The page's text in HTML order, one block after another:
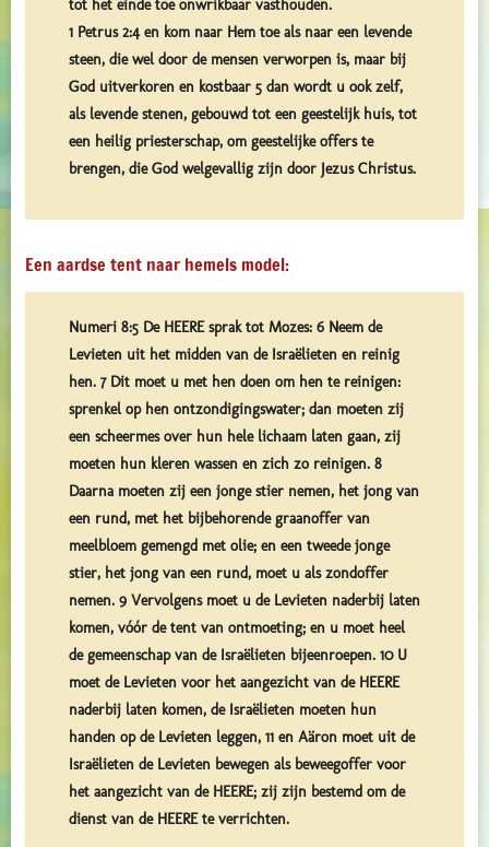
tot het einde toe onwrikbaar vasthouden.
1 Petrus 2:4 en kom naar Hem toe als naar een levende
steen, die wel door de mensen verworpen is, maar bij
God uitverkoren en kostbaar 5 dan wordt u ook zelf,
als levende stenen, gebouwd tot een geestelijk huis, tot
een heilig priesterschap, om geestelijke offers te
brengen, die God welgevallig zijn door Jezus Christus.
Een aardse tent naar hemels model:
Numeri 8:5 De HEERE sprak tot Mozes: 6 Neem de
Levieten uit het midden van de Israëlieten en reinig
hen. 7 Dit moet u met hen doen om hen te reinigen:
sprenkel op hen ontzondigingswater; dan moeten zij
een scheermes over hun hele lichaam laten gaan, zij
moeten hun kleren wassen en zich zo reinigen. 8
Daarna moeten zij een jonge stier nemen, het jong van
een rund, met het bijbehorende graanoffer van
meelbloem gemengd met olie; en een tweede jonge
stier, het jong van een rund, moet u als zondoffer
nemen. 9 Vervolgens moet u de Levieten naderbij laten
komen, vóór de tent van ontmoeting; en u moet heel
de gemeenschap van de Israëlieten bijeenroepen. 10 U
moet de Levieten voor het aangezicht van de HEERE
naderbij laten komen, de Israëlieten moeten hun
handen op de Levieten leggen, 11 en Aäron moet uit de
Israëlieten de Levieten bewegen als beweegoffer voor
het aangezicht van de HEERE; zij zijn bestemd om de
dienst van de HEERE te verrichten.